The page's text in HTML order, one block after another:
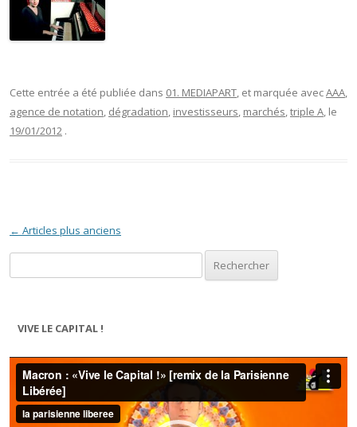
Cette entrée a été publiée dans 01. MEDIAPART, et marquée avecAAA,
agence de notation, dégradation, investisseurs, marchés,triple A, le
19/01/2012 .
Navigation des articles
← Articles plus anciens
VIVE LE CAPITAL !
Lecteur
vidéo